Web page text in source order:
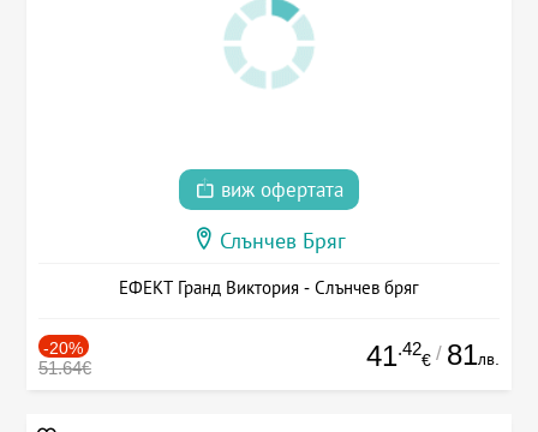
виж офертата
Слънчев Бряг
ЕФЕКТ Гранд Виктория - Слънчев бряг
-20%
51.64€ 41.42
€ / 81лв.